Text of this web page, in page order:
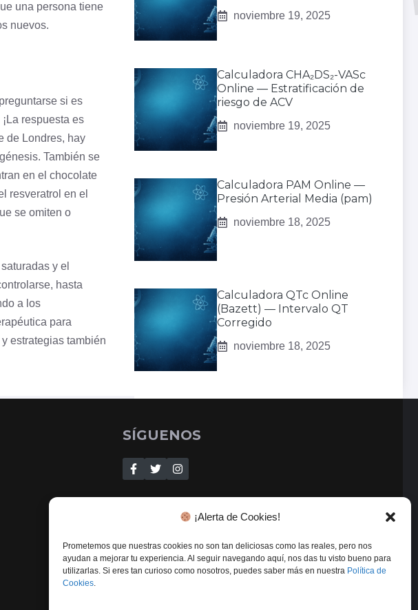
¡Alerta de Cookies!
Prometemos que nuestras cookies no son tan deliciosas como las reales, pero nos
ayudan a mejorar tu experiencia. Al seguir navegando aquí, nos das tu visto bueno para
utilizarlas. Si eres tan curioso como nosotros, puedes saber más en nuestra Política de
Cookies.
una persona tiene
nuevos.
si es
respuesta es
de Londres, hay
También se
en el chocolate
resveratrol en el
se omiten o
y el
hasta
a los
para
estrategias también
noviembre 19, 2025
Calculadora CHA₂DS₂-VASc
Online — Estratificación de
riesgo de ACV
noviembre 19, 2025
Calculadora PAM Online —
Presión Arterial Media (pam)
noviembre 18, 2025
Calculadora QTc Online
(Bazett) — Intervalo QT
Corregido
noviembre 18, 2025
SÍGUENOS